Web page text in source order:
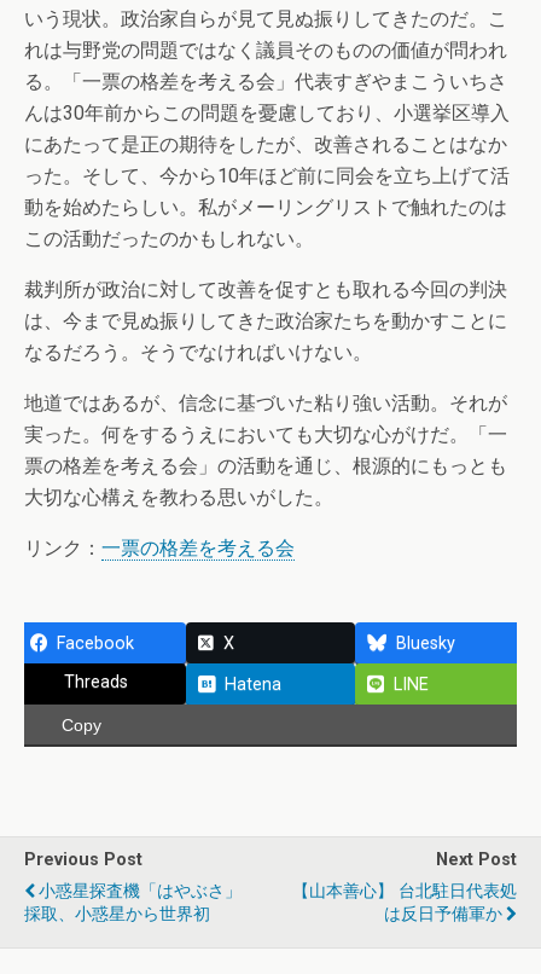
いう現状。政治家自らが見て見ぬ振りしてきたのだ。こ
れは与野党の問題ではなく議員そのものの価値が問われ
る。「一票の格差を考える会」代表すぎやまこういちさ
んは30年前からこの問題を憂慮しており、小選挙区導入
にあたって是正の期待をしたが、改善されることはなか
った。そして、今から10年ほど前に同会を立ち上げて活
動を始めたらしい。私がメーリングリストで触れたのは
この活動だったのかもしれない。
裁判所が政治に対して改善を促すとも取れる今回の判決
は、今まで見ぬ振りしてきた政治家たちを動かすことに
なるだろう。そうでなければいけない。
地道ではあるが、信念に基づいた粘り強い活動。それが
実った。何をするうえにおいても大切な心がけだ。「一
票の格差を考える会」の活動を通じ、根源的にもっとも
大切な心構えを教わる思いがした。
リンク： 一票の格差を考える会
Facebook X
Bluesky
Threads
Hatena LINE
Copy
Previous Post
小惑星探査機「はやぶさ」
採取、小惑星から世界初
Next Post
【山本善心】 台北駐日代表処
は反日予備軍か